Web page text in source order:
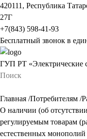
420111, Республика
27Г
+7(843) 598-41-93
Бесплатный звонок в
ГУП РТ «Электрические
Главная /Потребителям /
О наличии (об
регулируемым товарам
естественных монополий